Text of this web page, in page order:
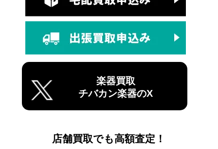
楽器買取
チバカン楽器のX
店舗買取でも高額査定！